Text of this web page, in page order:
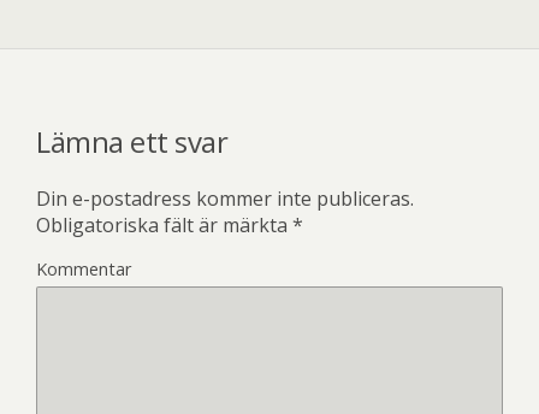
Lämna ett svar
Din e-postadress kommer inte publiceras.
Obligatoriska fält är märkta *
Kommentar